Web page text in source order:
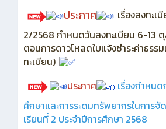
ประกาศ
เรื่องลงทะเ
2/2568 กำหนดวันลงทะเบียน 6-13
ตอนการดาวโหลดใบแจ้งชำระค่าธรร
ทะเบียน)
ประกาศ
เรื่องกำหนด
ศึกษาและการระดมทรัพยากรในการจั
เรียนที่ 2 ประจำปีการศึกษา 2568